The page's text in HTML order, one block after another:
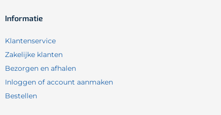
Informatie
Klantenservice
Zakelijke klanten
Bezorgen en afhalen
Inloggen of account aanmaken
Bestellen